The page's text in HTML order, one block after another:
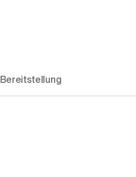
Bereitstellung